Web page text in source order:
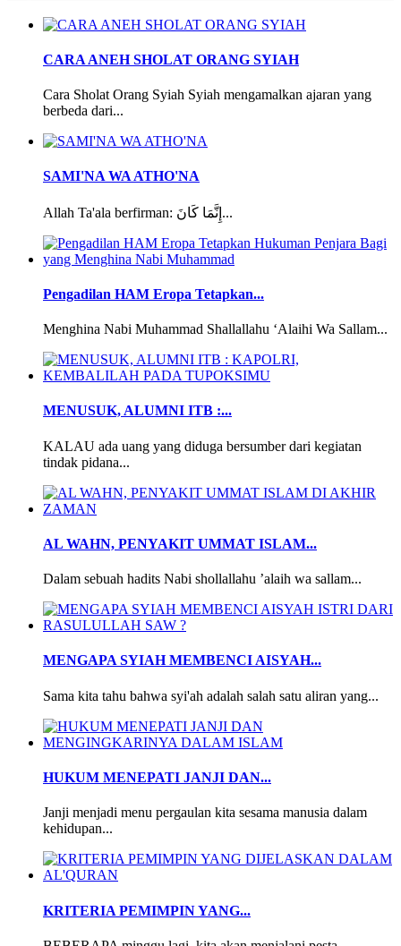
CARA ANEH SHOLAT ORANG SYIAH
Cara Sholat Orang Syiah Syiah mengamalkan ajaran yang
berbeda dari...
SAMI'NA WA ATHO'NA
Allah Ta'ala berfirman: إِنَّمَا كَانَ...
Pengadilan HAM Eropa Tetapkan...
Menghina Nabi Muhammad Shallallahu ‘Alaihi Wa Sallam...
MENUSUK, ALUMNI ITB :...
KALAU ada uang yang diduga bersumber dari kegiatan
tindak pidana...
AL WAHN, PENYAKIT UMMAT ISLAM...
Dalam sebuah hadits Nabi shollallahu ’alaih wa sallam...
MENGAPA SYIAH MEMBENCI AISYAH...
Sama kita tahu bahwa syi'ah adalah salah satu aliran yang...
HUKUM MENEPATI JANJI DAN...
Janji menjadi menu pergaulan kita sesama manusia dalam
kehidupan...
KRITERIA PEMIMPIN YANG...